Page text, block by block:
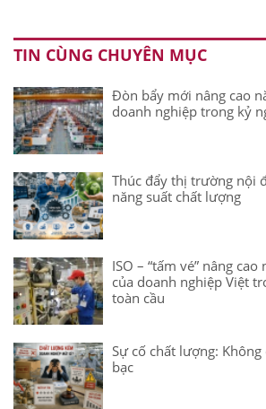
TIN CÙNG CHUYÊN MỤC
Đòn bẩy mới nâng cao
doanh nghiệp trong kỷ
Thúc đẩy thị trường nội
năng suất chất lượng
ISO – “tấm vé” nâng
của doanh nghiệp Việt
toàn cầu
Sự cố chất lượng:
bạc